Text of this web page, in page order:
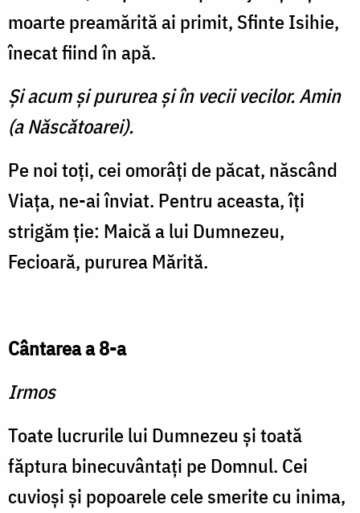
moarte preamărită ai primit, Sfinte Isihie,
înecat fiind în apă.
Şi acum şi pururea şi în vecii vecilor. Amin
(a Născătoarei).
Pe noi toţi, cei omorâţi de păcat, născând
Viaţa, ne-ai înviat. Pentru aceasta, îţi
strigăm ţie: Maică a lui Dumnezeu,
Fecioară, pururea Mărită.
Cântarea a 8-a
Irmos
Toate lucrurile lui Dum­nezeu şi toată
făptura binecuvântaţi pe Domnul. Cei
cuvioşi şi popoarele cele smerite cu inima,